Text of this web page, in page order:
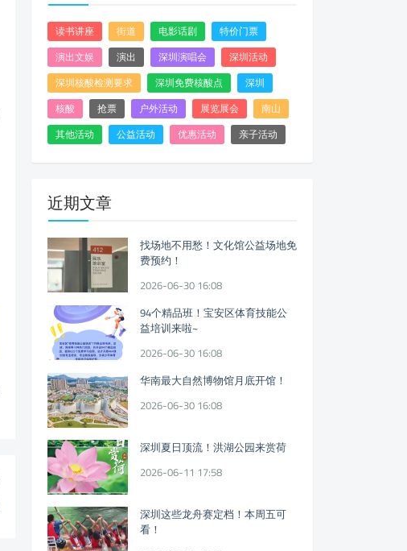
读书讲座 街道 电影话剧
特价门票
演出文娱
演出 深圳演唱会
深圳活动
深圳核酸检测要求
深圳免费核酸点
深圳
核酸
抢票 户外活动 展览展会
南山
其他活动
公益活动 优惠活动 亲子活动
近期文章
找场地不用愁！文化馆公益场地免
费预约！
2026-06-30 16:08
94个精品班！宝安区体育技能公
益培训来啦~
2026-06-30 16:08
华南最大自然博物馆月底开馆！
2026-06-30 16:08
深圳夏日顶流！洪湖公园来赏荷
2026-06-11 17:58
深圳这些龙舟赛定档！本周五可
看！